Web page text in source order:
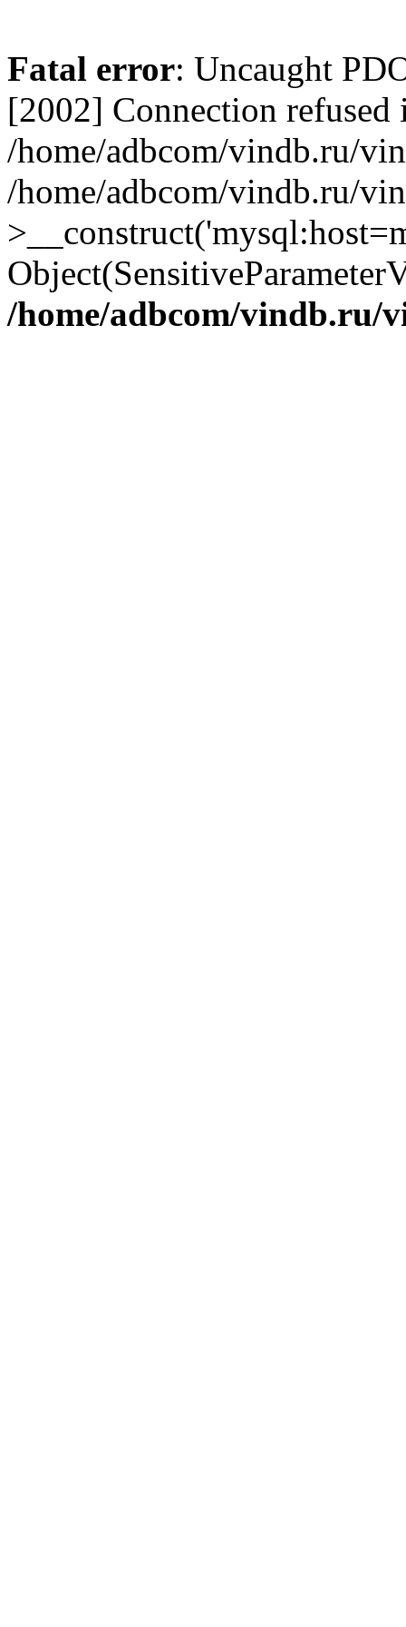
Fatal error: Uncaught
[2002] Connection refused
/home/adbcom/vindb.ru/
/home/adbcom/vindb.ru/
/home/adbcom/vindb.ru/